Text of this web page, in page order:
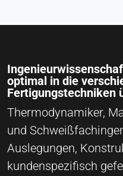
optimal in die
Fertigungstechniken
Thermodynamiker,
und
Auslegungen,
kundenspezifisch